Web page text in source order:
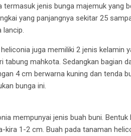
termasuk jenis bunga majemuk yang
yang panjangnya sekitar 25
juga memiliki 2 jenis kelamin
tabung mahkota. Sedangkan bagian
4 cm berwarna kuning dan tenda
bunga ini.
mempunyai jenis buah buni.
kira 1-2 cm. Buah pada tanaman